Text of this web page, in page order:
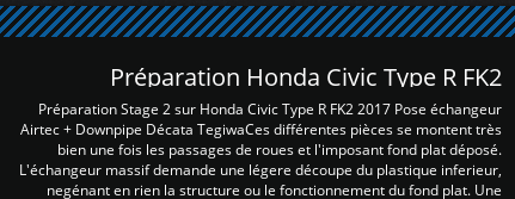
Préparation Honda Civic Type R FK2
Préparation Stage 2 sur Honda Civic Type R FK2 2017 Pose échangeur
Airtec + Downpipe Décata TegiwaCes différentes pièces se montent très
bien une fois les passages de roues et l'imposant fond plat déposé.
L'échangeur massif demande une légere découpe du plastique inferieur,
negénant en rien la structure ou le fonctionnement du fond plat. Une